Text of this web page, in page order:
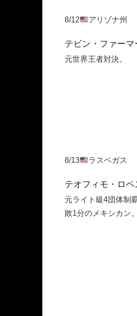
8/12 アリゾナ州
テビン・ファーマ
元世界王者対決。
8/13 ラスベガス
テオフィモ・ロ
元ライト級4団体制
敗1分のメキシカン。